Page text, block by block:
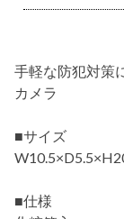
手軽な防犯対策
カメラ
■サイズ
■仕様